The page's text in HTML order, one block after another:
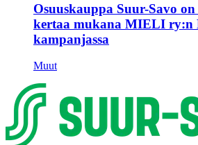
Osuuskauppa Suur-Savo
kertaa mukana MIELI ry:n
kampanjassa
Muut